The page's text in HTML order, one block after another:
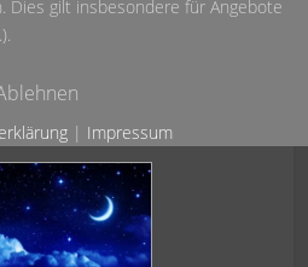
Dies gilt insbesondere für Angebote
| Impressum